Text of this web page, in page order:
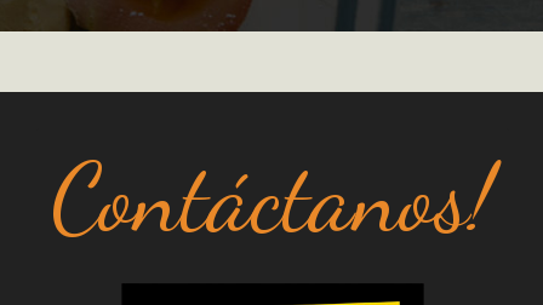
Contáctanos!